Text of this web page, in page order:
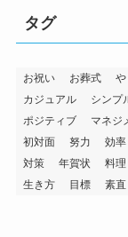
タグ
お祝い お葬式
カジュアル
シンプ
ポジティブ
マネジ
初対面
努力 効率
対策
年賀状 料理
生き方
目標 素直